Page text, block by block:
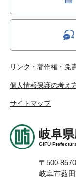
リンク・著作権・免
個人情報保護の考え
サイトマップ
岐阜
GIFU
〒500-8570
岐阜市薮